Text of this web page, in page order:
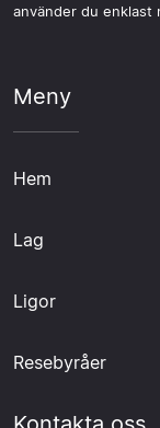
använder du enklast
Meny
Hem
Lag
Ligor
Resebyråer